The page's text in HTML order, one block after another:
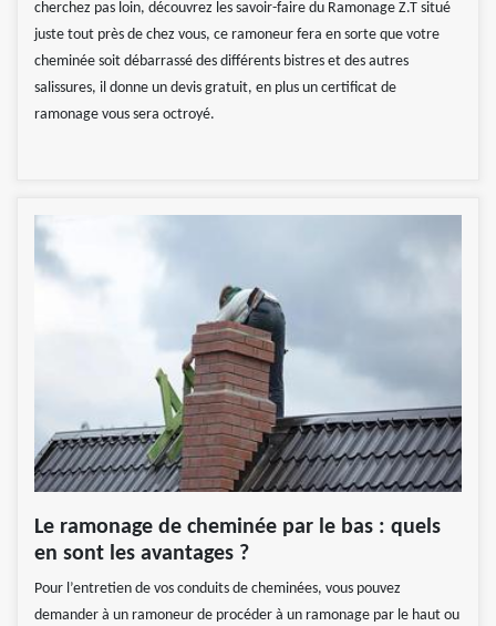
cherchez pas loin, découvrez les savoir-faire du Ramonage Z.T situé
juste tout près de chez vous, ce ramoneur fera en sorte que votre
cheminée soit débarrassé des différents bistres et des autres
salissures, il donne un devis gratuit, en plus un certificat de
ramonage vous sera octroyé.
Le ramonage de cheminée par le bas : quels
en sont les avantages ?
Pour l’entretien de vos conduits de cheminées, vous pouvez
demander à un ramoneur de procéder à un ramonage par le haut ou